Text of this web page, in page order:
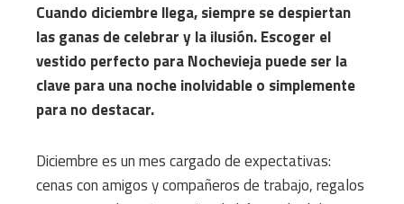
Cuando diciembre llega, siempre se despiertan
las ganas de celebrar y la ilusión. Escoger el
vestido perfecto para Nochevieja puede ser la
clave para una noche inolvidable o simplemente
para no destacar.
Diciembre es un mes cargado de expectativas:
cenas con amigos y compañeros de trabajo, regalos